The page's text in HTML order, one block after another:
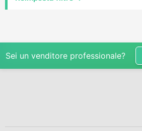
Sei un venditore professionale?